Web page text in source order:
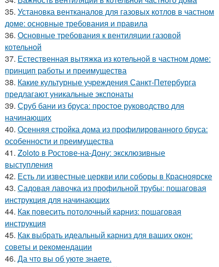
35. Установка вентканалов для газовых котлов в частном
доме: основные требования и правила
36. Основные требования к вентиляции газовой
котельной
37. Естественная вытяжка из котельной в частном доме:
принцип работы и преимущества
38. Какие культурные учреждения Санкт-Петербурга
предлагают уникальные экспонаты
39. Сруб бани из бруса: простое руководство для
начинающих
40. Осенняя стройка дома из профилированного бруса:
особенности и преимущества
41. Zoloto в Ростове-на-Дону: эксклюзивные
выступления
42. Есть ли известные церкви или соборы в Красноярске
43. Садовая лавочка из профильной трубы: пошаговая
инструкция для начинающих
44. Как повесить потолочный карниз: пошаговая
инструкция
45. Как выбрать идеальный карниз для ваших окон:
советы и рекомендации
46. Да что вы об уюте знаете.